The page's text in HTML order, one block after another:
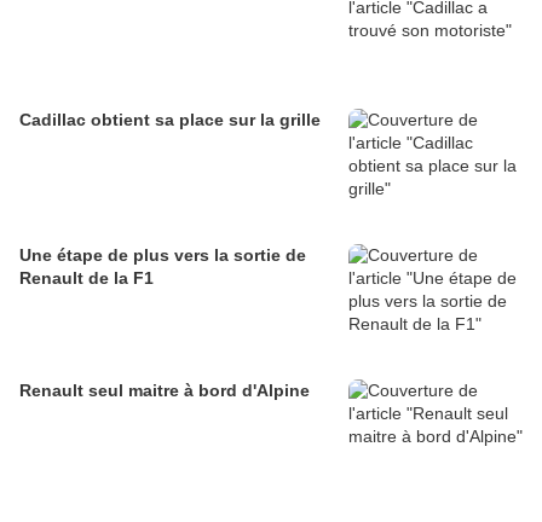
Cadillac obtient sa place sur la grille
Une étape de plus vers la sortie de
Renault de la F1
Renault seul maitre à bord d'Alpine